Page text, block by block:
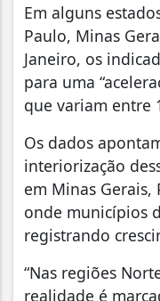
Em alguns
Paulo, Minas
Janeiro, os
para uma
que variam entre
Os dados
interiorização
em Minas Gerais,
onde municípios
registrando
“Nas regiões
realidade é